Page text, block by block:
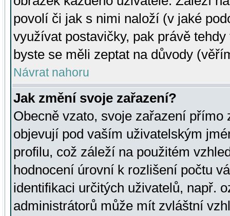
povolí či jak s nimi naloží (v jaké
využívat postavičky, pak právě
byste se měli zeptat na důvody
Návrat nahoru
Jak změní svoje zařazení?
Obecně vzato, svoje zařazení přímo
objevují pod vaším uživatelským
profilu, což záleží na použitém
hodnocení úrovní k rozlišení počtu
identifikaci určitých uživatelů, např.
administrátorů může mít zvláštní